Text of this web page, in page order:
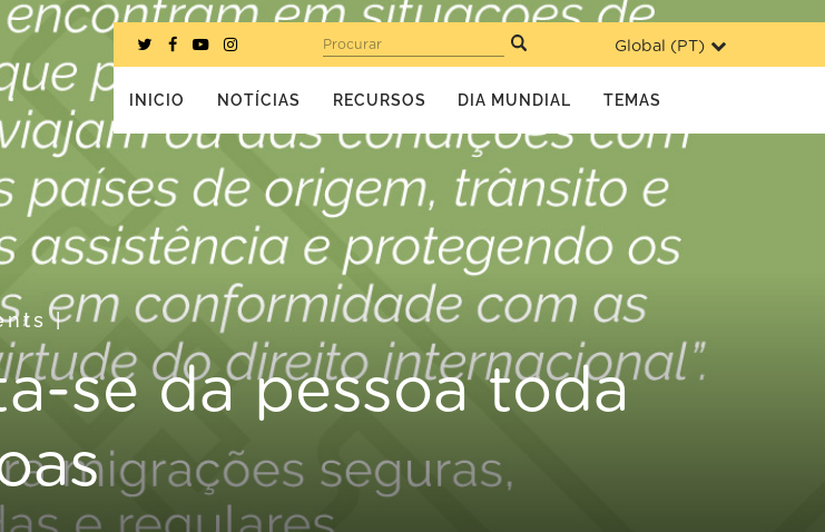
Global (PT)
Procurar
INICIO NOTÍCIAS RECURSOS DIA MUNDIAL TEMAS
|
se da pessoa toda